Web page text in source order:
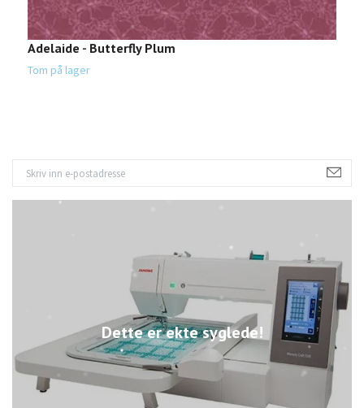
Dette er ekte syglede!
Adelaide - Butterfly Plum
Tom på lager